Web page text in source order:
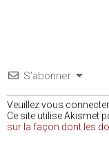
S’abonner
Veuillez vous
Ce site utilise Akismet
sur la façon dont les